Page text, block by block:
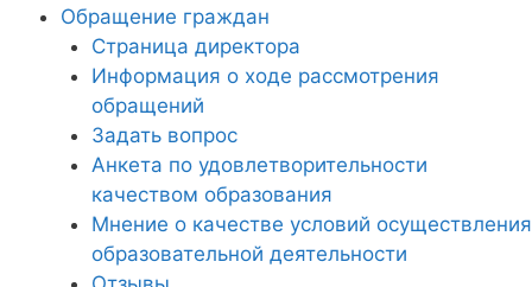
Обращение граждан
Страница директора
Информация о ходе рассмотрения
обращений
Задать вопрос
Анкета по удовлетворительности
качеством образования
Мнение о качестве условий осуществления
образовательной деятельности